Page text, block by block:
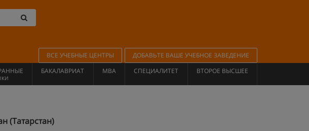
ВСЕ УЧЕБНЫЕ ЦЕНТРЫ
ДОБАВЬТЕ ВАШЕ УЧЕБНОЕ ЗАВЕДЕНИЕ
БАКАЛАВРИАТ MBA СПЕЦИАЛИТЕТ ВТОРОЕ ВЫСШЕЕ
(Татарстан)